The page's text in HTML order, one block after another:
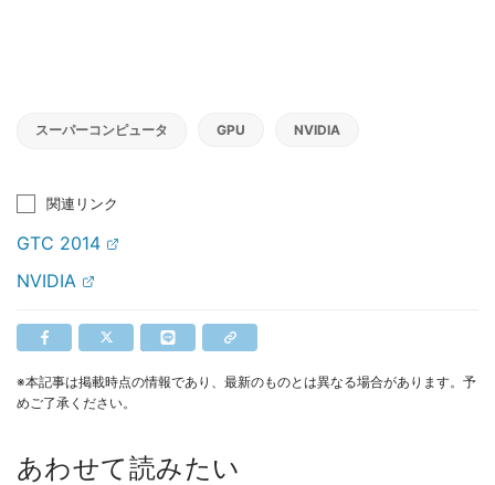
スーパーコンピュータ GPU NVIDIA
関連リンク
GTC 2014
NVIDIA
※本記事は掲載時点の情報であり、最新のものとは異なる場合があります。予
めご了承ください。
あわせて読みたい